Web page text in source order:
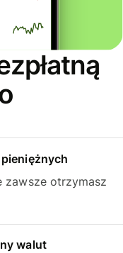
zawsze otrzymasz
walut